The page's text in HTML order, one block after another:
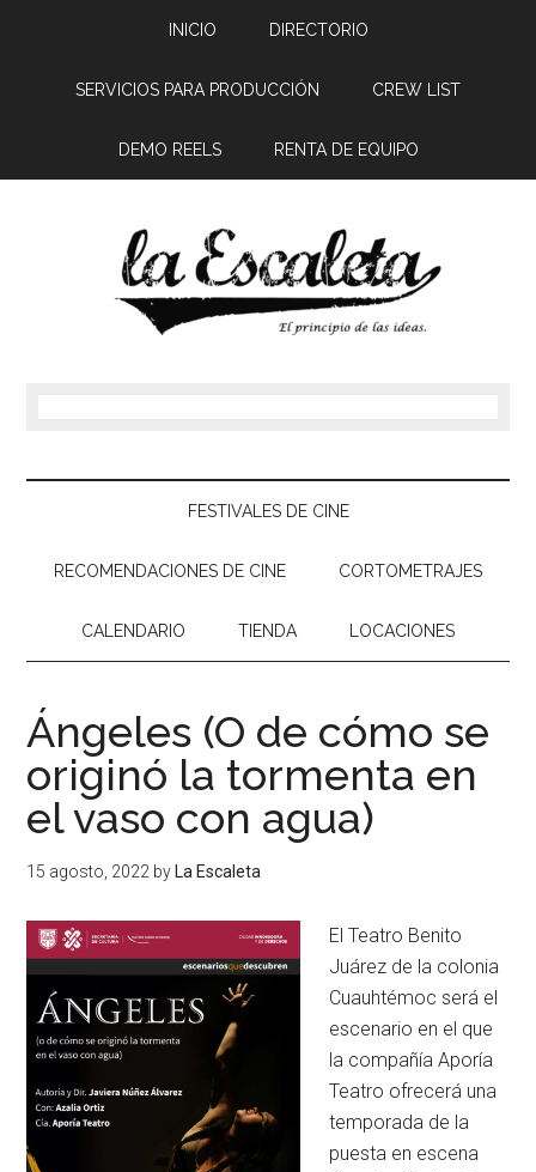
INICIO DIRECTORIO
SERVICIOS PARA PRODUCCIÓN CREW LIST
DEMO REELS RENTA DE EQUIPO
FESTIVALES DE CINE
RECOMENDACIONES DE CINE CORTOMETRAJES
CALENDARIO TIENDA LOCACIONES
Ángeles (O de cómo se
originó la tormenta en
el vaso con agua)
15 agosto, 2022 by La Escaleta
El Teatro Benito
Juárez de la colonia
Cuauhtémoc será el
escenario en el que
la compañía Aporía
Teatro ofrecerá una
temporada de la
puesta en escena